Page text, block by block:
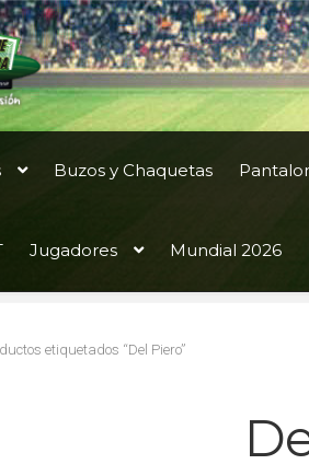
Buzos y Chaquetas
Jugadores Mundial 2026
etiquetados “Del Piero”